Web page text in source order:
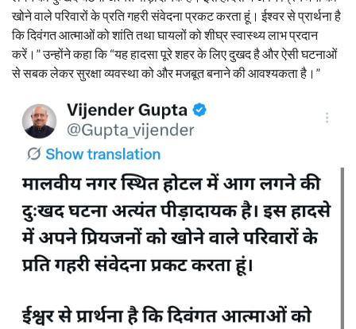
खोने वाले परिवारों के प्रति गहरी संवेदना प्रकट करता हूं। ईश्वर से प्रार्थना है
कि दिवंगत आत्माओं को शांति तथा घायलों को शीघ्र स्वास्थ्य लाभ प्रदान
करें।” उन्होंने कहा कि “यह हादसा पूरे शहर के लिए दुखद है और ऐसी घटनाओं
से सबक लेकर सुरक्षा व्यवस्था को और मजबूत बनाने की आवश्यकता है।”